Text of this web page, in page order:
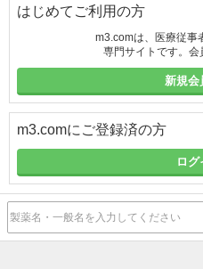
はじめてご利用の方
m3.comは、医療従事
専門サイトです。会
新規会
m3.comにご登録済の方
ログ